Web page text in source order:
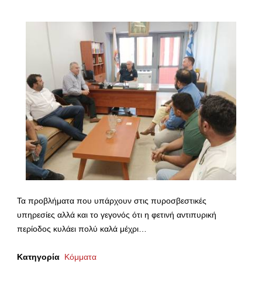
Τα προβλήματα που υπάρχουν στις πυροσβεστικές
υπηρεσίες αλλά και το γεγονός ότι η φετινή αντιπυρική
περίοδος κυλάει πολύ καλά μέχρι…
Κατηγορία Κόμματα